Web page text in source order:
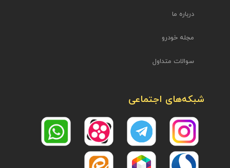
درباره ما
مجله خودرو
سوالات متداول
شبکه‌های اجتماعی